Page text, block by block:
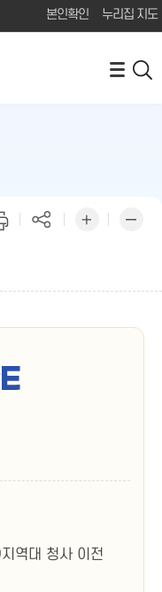
본인확인 누리집 지도
역대 청사 이전